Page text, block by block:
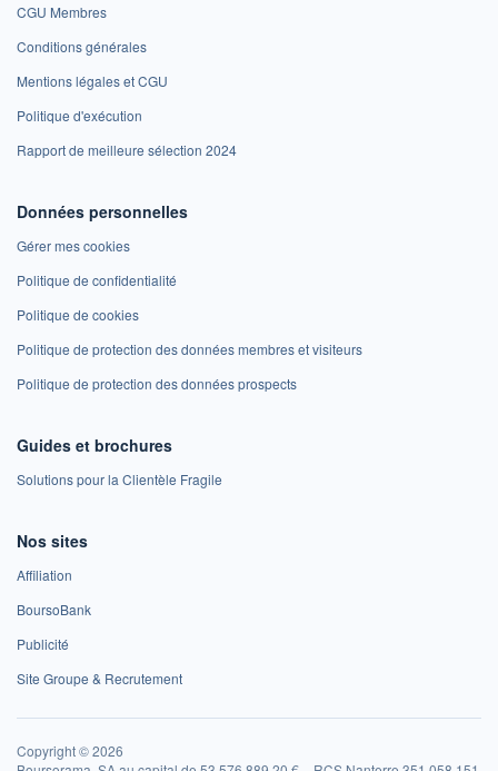
CGU Membres
Conditions générales
Mentions légales et CGU
Politique d'exécution
Rapport de meilleure sélection 2024
Données personnelles
Gérer mes cookies
Politique de confidentialité
Politique de cookies
Politique de protection des données membres et visiteurs
Politique de protection des données prospects
Guides et brochures
Solutions pour la Clientèle Fragile
Nos sites
Affiliation
BoursoBank
Publicité
Site Groupe & Recrutement
Copyright © 2026